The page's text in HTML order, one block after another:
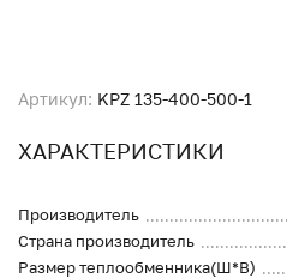
Артикул: KPZ 135-400-500-1
ХАРАКТЕРИСТИКИ
Производитель
Страна производитель
Размер теплообменника(Ш*В)